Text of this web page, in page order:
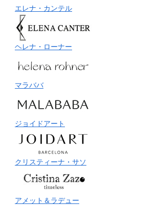
エレナ・カンテル
ヘレナ・ローナー
マラババ
ジョイドアート
クリスティーナ・サソ
アメット＆ラデュー